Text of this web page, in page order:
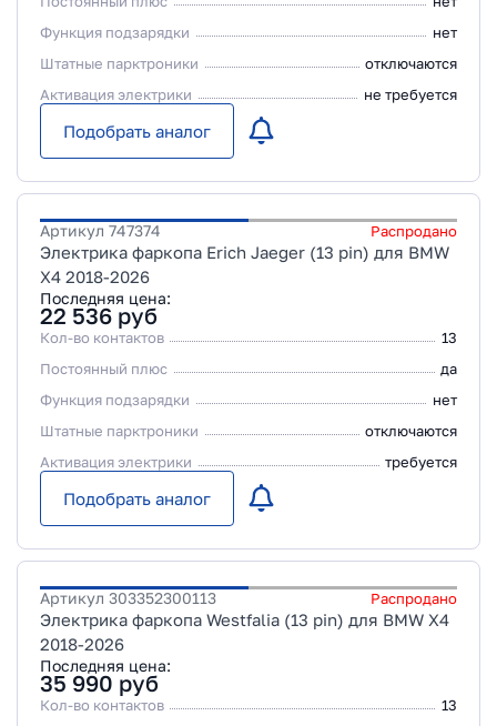
Функция подзарядки
нет
Штатные парктроники
отключаются
Активация электрики
не требуется
Подобрать аналог
Артикул 747374 Распродано
Электрика фаркопа Erich Jaeger (13 pin) для BMW
X4 2018-2026
Последняя цена:
22 536 руб
Кол-во контактов
13
Постоянный плюс
да
Функция подзарядки
нет
Штатные парктроники
отключаются
Активация электрики
требуется
Подобрать аналог
Артикул 303352300113 Распродано
Электрика фаркопа Westfalia (13 pin) для BMW X4
2018-2026
Последняя цена:
35 990 руб
Кол-во контактов
13